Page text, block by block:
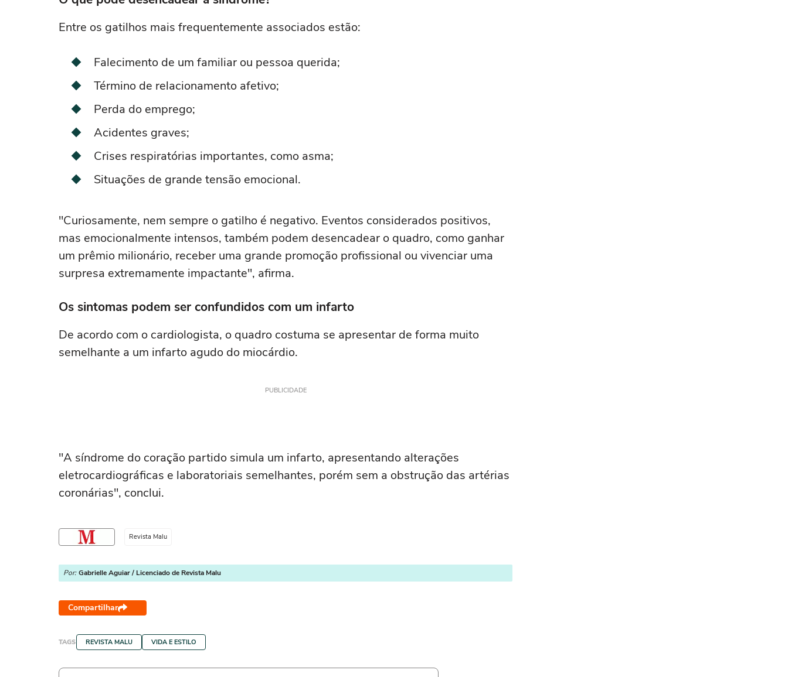
Entre os gatilhos mais frequentemente associados estão:
Falecimento de um familiar ou pessoa querida;
Término de relacionamento afetivo;
Perda do emprego;
Acidentes graves;
Crises respiratórias importantes, como asma;
Situações de grande tensão emocional.
"Curiosamente, nem sempre o gatilho é negativo. Eventos considerados positivos,
mas emocionalmente intensos, também podem desencadear o quadro, como ganhar
um prêmio milionário, receber uma grande promoção profissional ou vivenciar uma
surpresa extremamente impactante", afirma.
Os sintomas podem ser confundidos com um infarto
De acordo com o cardiologista, o quadro costuma se apresentar de forma muito
semelhante a um infarto agudo do miocárdio.
PUBLICIDADE
"A síndrome do coração partido simula um infarto, apresentando alterações
eletrocardiográficas e laboratoriais semelhantes, porém sem a obstrução das artérias
coronárias", conclui.
Revista Malu
Por: Gabrielle Aguiar / Licenciado de Revista Malu
Compartilhar
TAGS REVISTA MALU VIDA E ESTILO